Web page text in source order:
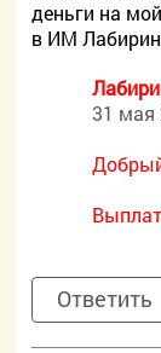
деньги на
в ИМ
31 мая
Ответить